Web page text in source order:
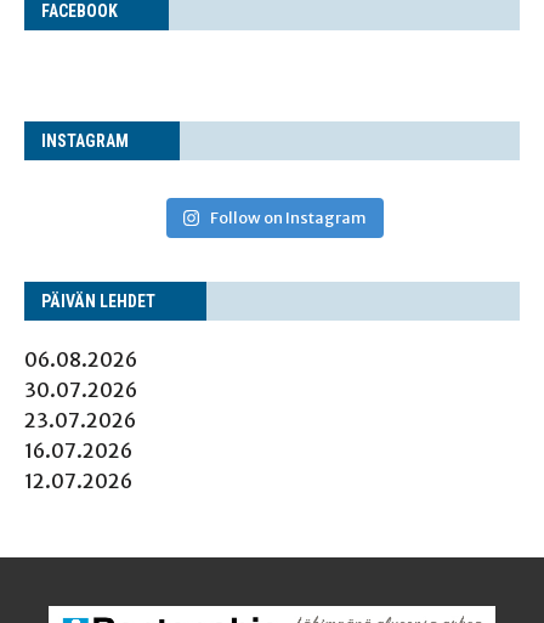
FACE­BOOK
INS­TA­GRAM
Follow on Instagram
PÄI­VÄN LEHDET
06.08.2026
30.07.2026
23.07.2026
16.07.2026
12.07.2026